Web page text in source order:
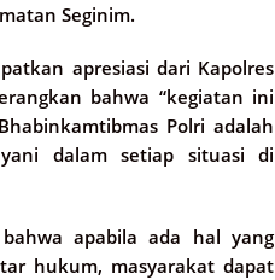
Seginim.
apresiasi dari Kapolres
bahwa “kegiatan ini
Polri adalah
dalam setiap situasi di
apabila ada hal yang
hukum, masyarakat dapat